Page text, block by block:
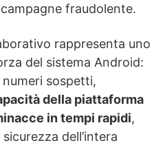
fraudolente.
rappresenta uno
del sistema Android:
sospetti,
della piattaforma
in tempi rapidi,
dell’intera